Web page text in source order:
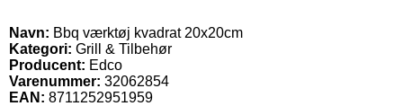
Navn: Bbq værktøj kvadrat 20x20cm
Kategori: Grill & Tilbehør
Producent: Edco
Varenummer: 32062854
EAN: 8711252951959